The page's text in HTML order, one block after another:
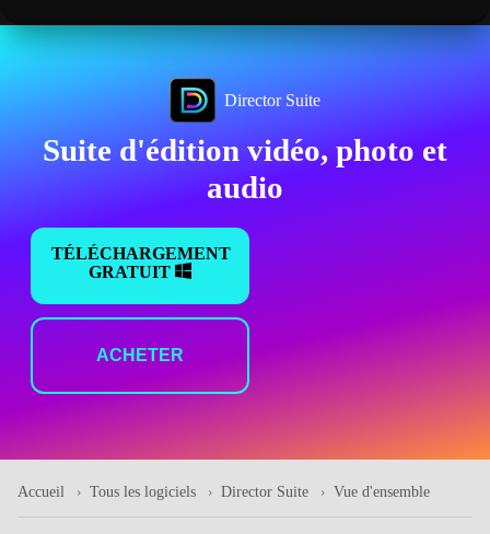
Director Suite
Suite d'édition vidéo, photo et
audio
TÉLÉCHARGEMENT
GRATUIT
ACHETER
Accueil Tous les logiciels Director Suite Vue d'ensemble